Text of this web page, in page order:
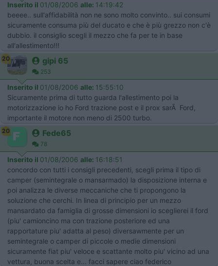
Inserito il 01/08/2006 alle: 14:19:42
beeee.. sull'affidabilità non ne sono molto convinto.. sui consumi
sicuramente consuma più del ducato e che è più grezzo non c'è
dubbio. il consiglio scegli il mezzo che fa per te in base
all'allestimento!!!
20 gipi 65
253
Inserito il 01/08/2006 alle: 15:55:10
Sicuramente prima di tutto guarda l'allestimento poi la
motorizzazione io ho Ford trazione post e il prox sarÃ Ford,
importante il motore non meno di 2500 turbo.
20 Fede65
78
Inserito il 01/08/2006 alle: 16:18:51
concordo con tutti i consigli precedenti, scegli prima il tipo di
camper (semintegrale o mansarmado) la disposizione interna e
poi analizza le diverse meccaniche che ti propongono la
soluzione che cerchi. In linea di principio per un mezzo
mansardato da famiglia di grosse dimensioni io sceglierei il ford
(piu' camioncino ma con trazione posteriore ed una
rapportature piu' adatta al peso) diversawmente per un
semintegrale o camper di piccole o medie dimensioni
sicuramente fiat piu' veloce e scattante molto piu' vicino ad una
vettura, buona scelta e... facci sapere ciao federico